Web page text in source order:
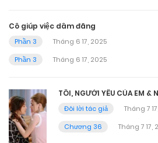
Cô giúp việc dâm đãng
Phần 3
Tháng 6 17, 2025
Phần 3
Tháng 6 17, 2025
TÔI, NGƯỜI YÊU CỦA EM &
Đôi lời tác giả
Tháng 7
Chương 36
Tháng 7 17,